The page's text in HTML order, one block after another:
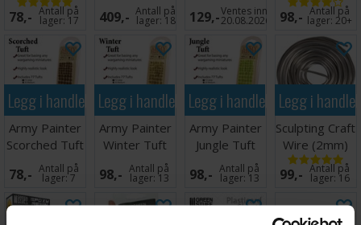
Steppe Grass
78,- Antall på
lager: 17
Grey Medium
Firm
409,- Antall på
lager: 18
Purple Blue
129,-Ventes inn
20.08.2026
Tuft
98,- Antall på
lager:20+
Legg i handlekurven
Army Painter
Scorched Tuft
78,- Antall på
lager:7
Legg i handlekurven
Army Painter
Winter Tuft
98,- Antall på
lager: 13
Legg i handlekurven
Army Painter
Jungle Tuft
98,- Antall på
lager: 13
Legg i
Sculpting Craft
Wire (2mm)
10 meter
99,- Antall på
lager: 16